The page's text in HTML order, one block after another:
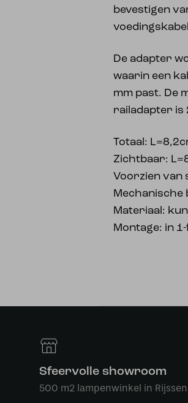
bevestigen
De adapter
waarin een
mm past. De
railadapter is
Totaal:
Zichtbaar:
Voorzien van
Mechanische
Materiaal:
Montage: in
Sfeervolle showroom
500 m2 lampenwinkel in Rijssen